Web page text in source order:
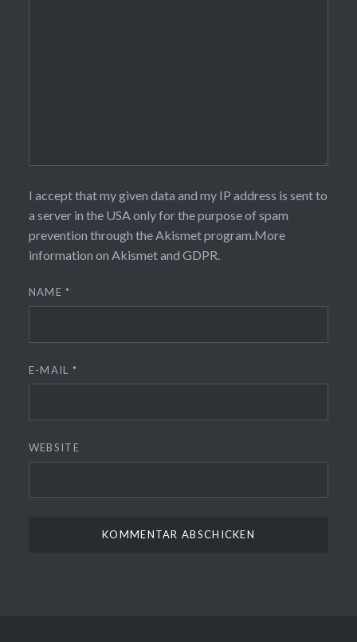
I accept that my given data and my IP address is sent to
a server in the USA only for the purpose of spam
prevention through theAkismetprogram.More
information on Akismet and GDPR.
NAME*
E-MAIL *
WEBSITE